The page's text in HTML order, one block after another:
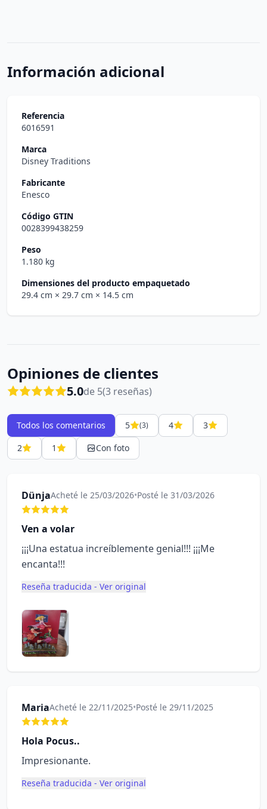
Información adicional
Referencia
6016591
Marca
Disney Traditions
Fabricante
Enesco
Código GTIN
0028399438259
Peso
1.180 kg
Dimensiones del producto empaquetado
29.4 cm × 29.7 cm × 14.5 cm
Opiniones de clientes
5.0de 5(3 reseñas)
Todos los comentarios 5 (3) 4
3
2
1 Con foto
DünjaAcheté le 25/03/2026•Posté le 31/03/2026
Ven a volar
¡¡¡Una estatua increíblemente genial!!! ¡¡¡Me
encanta!!!
Reseña traducida - Ver original
MariaAcheté le 22/11/2025•Posté le 29/11/2025
Hola Pocus..
Impresionante.
Reseña traducida - Ver original